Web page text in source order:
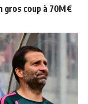
gros coup à 70M€